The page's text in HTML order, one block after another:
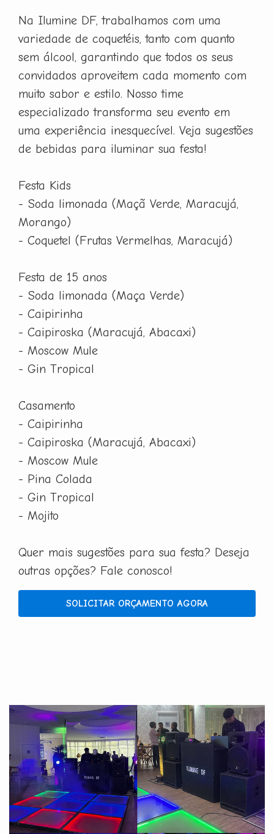
Na Ilumine DF, trabalhamos com uma
variedade de coquetéis, tanto com quanto
sem álcool, garantindo que todos os seus
convidados aproveitem cada momento com
muito sabor e estilo. Nosso time
especializado transforma seu evento em
uma experiência inesquecível. Veja sugestões
de bebidas para iluminar sua festa!
Festa Kids
- Soda limonada (Maçã Verde, Maracujá,
Morango)
- Coquetel (Frutas Vermelhas, Maracujá)
Festa de 15 anos
- Soda limonada (Maça Verde)
- Caipirinha
- Caipiroska (Maracujá, Abacaxi)
- Moscow Mule
- Gin Tropical
Casamento
- Caipirinha
- Caipiroska (Maracujá, Abacaxi)
- Moscow Mule
- Pina Colada
- Gin Tropical
- Mojito
Quer mais sugestões para sua festa? Deseja
outras opções? Fale conosco!
SOLICITAR ORÇAMENTO AGORA